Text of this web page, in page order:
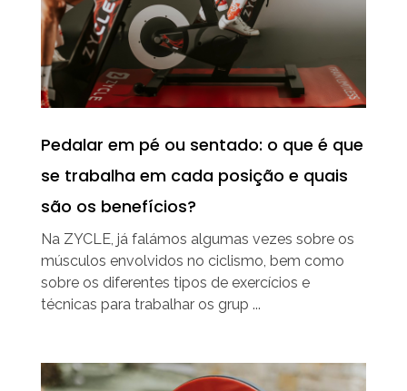
Pedalar em pé ou sentado: o que é que
se trabalha em cada posição e quais
são os benefícios?
Na ZYCLE, já falámos algumas vezes sobre os
músculos envolvidos no ciclismo, bem como
sobre os diferentes tipos de exercícios e
técnicas para trabalhar os grup ...